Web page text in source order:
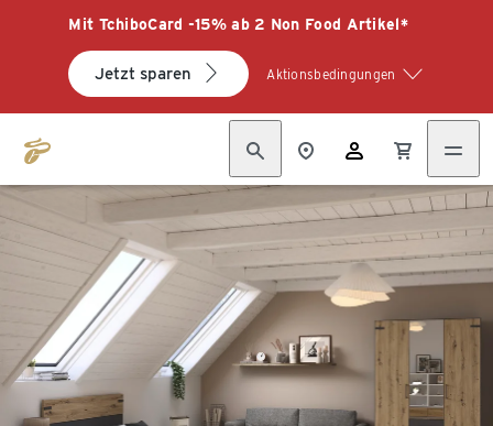
Mit TchiboCard -15% ab 2 Non Food Artikel*
Jetzt sparen Aktionsbedingungen